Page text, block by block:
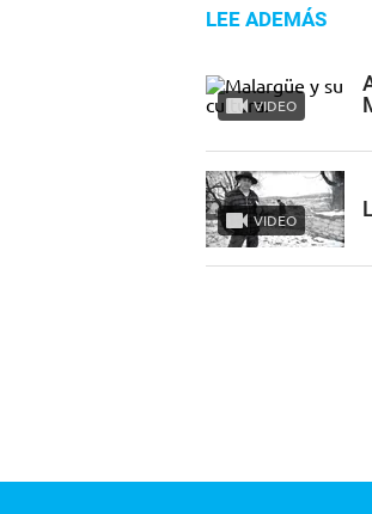
LEE ADEMÁS
VIDEO
VIDEO